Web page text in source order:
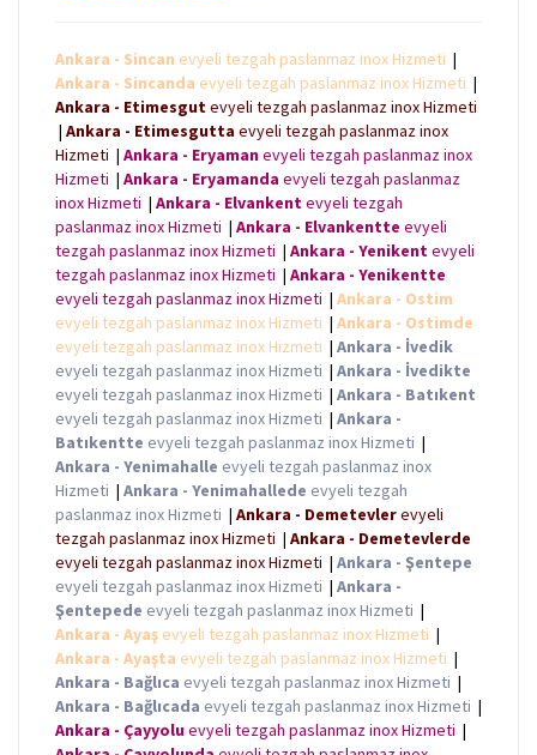
o
o
k
e
r
A
p
p
n
g
e
r
Ankara - Sincan evyeli tezgah paslanmaz inox Hizmeti |
Ankara - Sincanda evyeli tezgah paslanmaz inox Hizmeti |
Ankara - Etimesgut evyeli tezgah paslanmaz inox Hizmeti
| Ankara - Etimesgutta evyeli tezgah paslanmaz inox
Hizmeti | Ankara - Eryamanevyeli tezgah paslanmaz inox
Hizmeti | Ankara - Eryamanda evyeli tezgah paslanmaz
inox Hizmeti | Ankara - Elvankent evyeli tezgah
paslanmaz inox Hizmeti | Ankara - Elvankentte evyeli
tezgah paslanmaz inox Hizmeti | Ankara - Yenikent evyeli
tezgah paslanmaz inox Hizmeti | Ankara - Yenikentte
evyeli tezgah paslanmaz inox Hizmeti | Ankara - Ostim
evyeli tezgah paslanmaz inox Hizmeti | Ankara - Ostimde
evyeli tezgah paslanmaz inox Hizmeti | Ankara - İvedik
evyeli tezgah paslanmaz inox Hizmeti | Ankara - İvedikte
evyeli tezgah paslanmaz inox Hizmeti | Ankara - Batıkent
evyeli tezgah paslanmaz inox Hizmeti | Ankara -
Batıkentte evyeli tezgah paslanmaz inox Hizmeti |
Ankara - Yenimahalle evyeli tezgah paslanmaz inox
Hizmeti | Ankara - Yenimahallede evyeli tezgah
paslanmaz inox Hizmeti | Ankara - Demetevlerevyeli
tezgah paslanmaz inox Hizmeti | Ankara - Demetevlerde
evyeli tezgah paslanmaz inox Hizmeti | Ankara - Şentepe
evyeli tezgah paslanmaz inox Hizmeti | Ankara -
Şentepede evyeli tezgah paslanmaz inox Hizmeti |
Ankara - Ayaş evyeli tezgah paslanmaz inox Hizmeti |
Ankara - Ayaşta evyeli tezgah paslanmaz inox Hizmeti |
Ankara - Bağlıca evyeli tezgah paslanmaz inox Hizmeti |
Ankara - Bağlıcada evyeli tezgah paslanmaz inox Hizmeti |
Ankara - Çayyoluevyeli tezgah paslanmaz inox Hizmeti |